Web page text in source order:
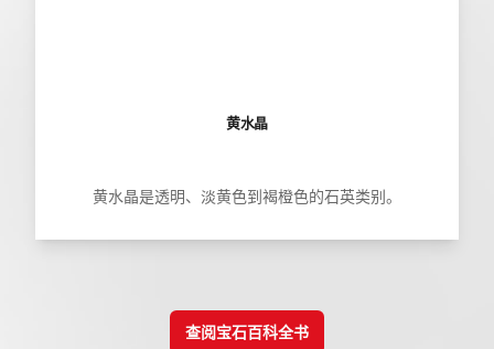
黄水晶
黄水晶是透明、淡黄色到褐橙色的石英类别。
查阅宝石百科全书